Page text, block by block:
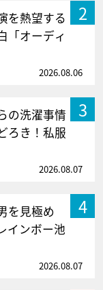
2
を熱望する
「オーディ
2026.08.06
3
の洗濯事情
ろき！私服
2026.08.07
4
を見極め
インボー池
2026.08.07